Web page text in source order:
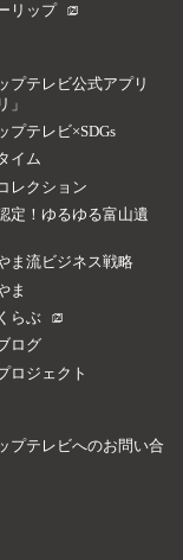
リップ
プテレビ公式アプリ
」
プテレビ×SDGs
イム
レクション
定！ゆるゆる富山遺
ま流ビジネス戦略
ま
らぶ
ログ
ロジェクト
プテレビへのお問い合